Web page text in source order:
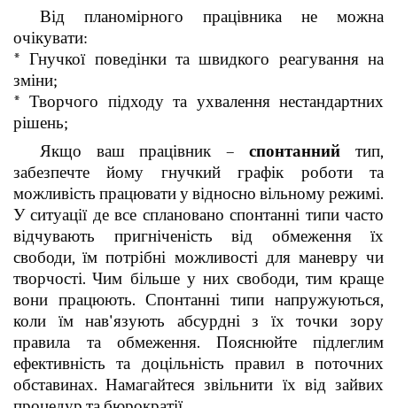
Від планомірного працівника не можна
очікувати:
* Гнучкої поведінки та швидкого реагування на
зміни;
* Творчого підходу та ухвалення нестандартних
рішень;
Якщо ваш працівник –спонтанний тип,
забезпечте йому гнучкий графік роботи та
можливість працювати у відносно вільному режимі.
У ситуації де все сплановано спонтанні типи часто
відчувають пригніченість від обмеження їх
свободи, їм потрібні можливості для маневру чи
творчості. Чим більше у них свободи, тим краще
вони працюють. Спонтанні типи напружуються,
коли їм нав'язують абсурдні з їх точки зору
правила та обмеження. Пояснюйте підлеглим
ефективність та доцільність правил в поточних
обставинах. Намагайтеся звільнити їх від зайвих